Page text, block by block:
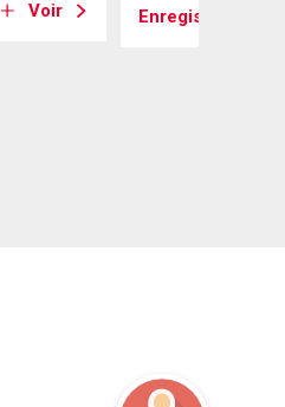
Voir Enregistrer